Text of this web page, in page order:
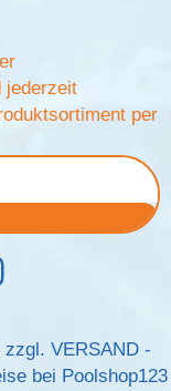
jederzeit
per
zzgl. VERSAND -
bei Poolshop123